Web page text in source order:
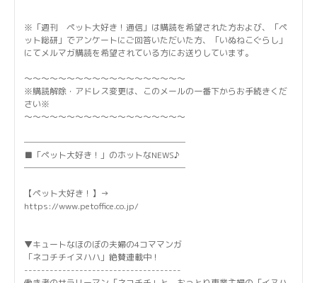
※「週刊 ペット大好き！通信」は購読を希望された方および、「ペ
ット総研」でアンケートにご回答いただいた方、「いぬねこぐらし」
にてメルマガ購読を希望されている方にお送りしています。
～～～～～～～～～～～～～～～～～～～
※購読解除・アドレス変更は、このメールの一番下からお手続きくだ
さい※
～～～～～～～～～～～～～～～～～～～
───────────────────
■「ペット大好き！」のホットなNEWS♪
───────────────────
【ペット大好き！】→
https://www.petoffice.co.jp/
▼キュートなほのぼの夫婦の4コママンガ
「ネコチチイヌハハ」絶賛連載中！
-------------------------------------